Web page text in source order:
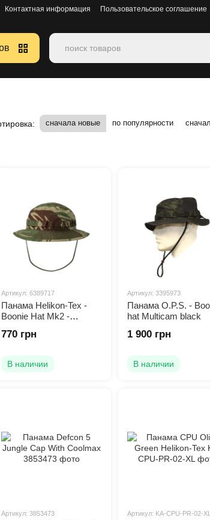
Контактная информация
Пользовательское соглашение
сначала новые по популярности
Артикул: 6389717
Панама Helikon-Tex -
Boonie Hat Mk2 -
770 грн
В наличии
Артикул: 3395973
Панама O.P.S. -
hat Multicam black
1 900 грн
В наличии
Артикул: 3853473 Артикул: KA-CPU-PR-02-XL